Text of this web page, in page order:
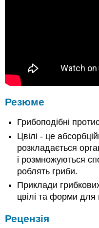
Резюме
Грибоподібні
Цвілі - це
розкладається
і розмножуються
роблять гриби.
Приклади
цвілі та форми для
Рецензія